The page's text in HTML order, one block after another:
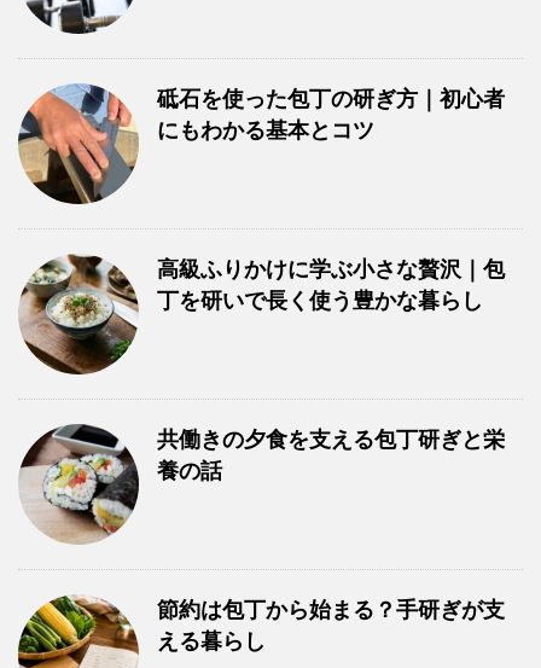
砥石を使った包丁の研ぎ方｜初心者
にもわかる基本とコツ
高級ふりかけに学ぶ小さな贅沢｜包
丁を研いで長く使う豊かな暮らし
共働きの夕食を支える包丁研ぎと栄
養の話
節約は包丁から始まる？手研ぎが支
える暮らし